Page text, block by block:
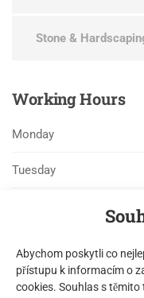
Abychom poskytli co
přístupu k informacím o
cookies. Souhlas s
Stone &
WorkingHours
Monday
Tuesday
Friday